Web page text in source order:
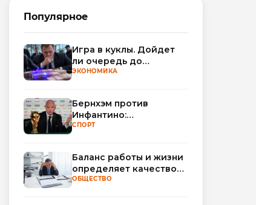
Популярное
Игра в куклы. Дойдет
ли очередь до
Миллера?
ЭКОНОМИКА
Бернхэм против
Инфантино:
политический кризис в
СПОРТ
Баланс работы и жизни
определяет качество
сна
ОБЩЕСТВО